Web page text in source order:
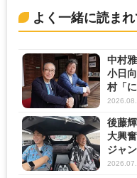
よく一緒に読ま
中村
小日
村「
後藤
大興
ジャ